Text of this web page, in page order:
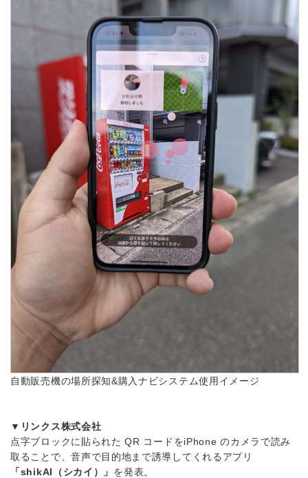
自動販売機の場所探知&購入ナビシステム使用イメージ
▼リンクス株式会社
点字ブロックに貼られた QR コードをiPhone のカメラで読み
取ることで、音声で目的地まで誘導してくれるアプリ
「shikAI（シカイ）」 を発表。